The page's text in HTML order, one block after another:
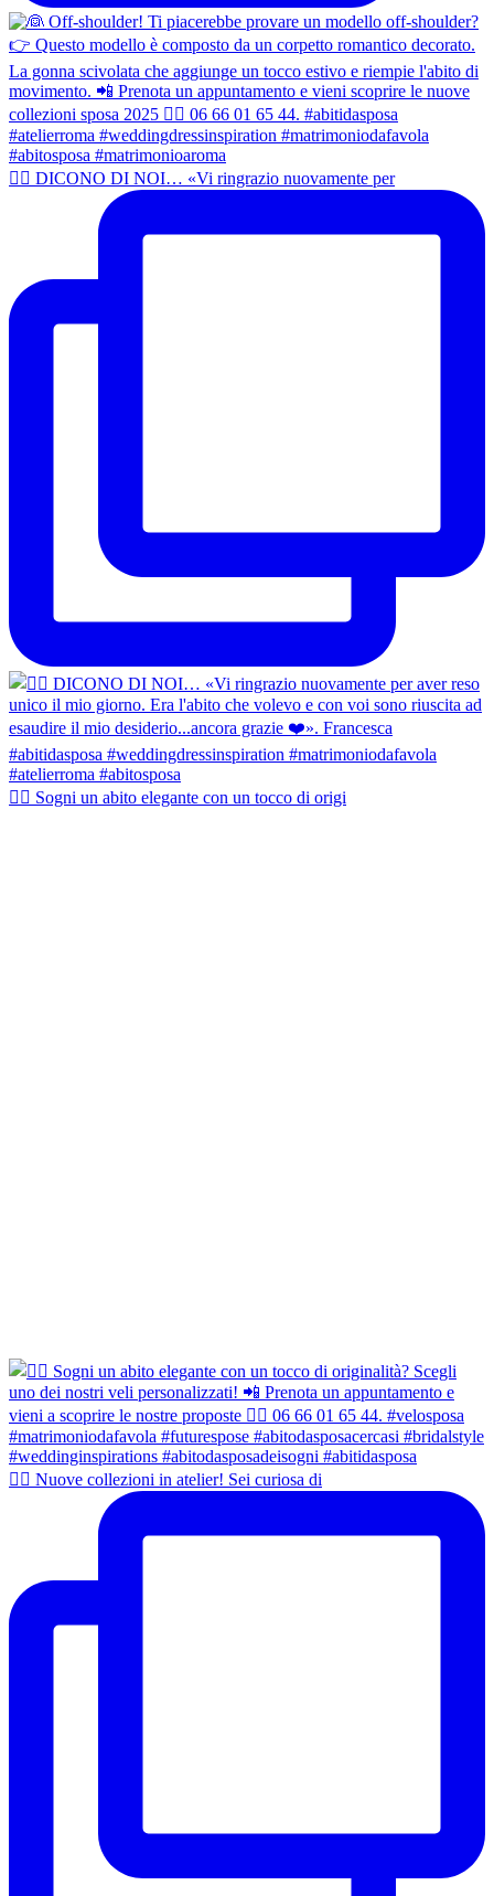
👰‍♀️ DICONO DI NOI… «Vi ringrazio nuovamente per
👰‍♀️ Sogni un abito elegante con un tocco di origi
👰‍♀️ Nuove collezioni in atelier! Sei curiosa di